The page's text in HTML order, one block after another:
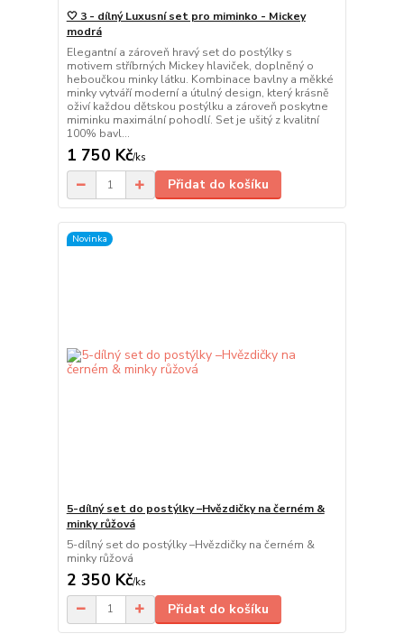
🤍 3 - dílný Luxusní set pro miminko - Mickey
modrá
Elegantní a zároveň hravý set do postýlky s
motivem stříbrných Mickey hlaviček, doplněný o
heboučkou minky látku. Kombinace bavlny a měkké
minky vytváří moderní a útulný design, který krásně
oživí každou dětskou postýlku a zároveň poskytne
miminku maximální pohodlí. Set je ušitý z kvalitní
100% bavl...
1 750 Kč/ks
Přidat do košíku
Novinka
5-dílný set do postýlky –Hvězdičky na černém &
minky růžová
5-dílný set do postýlky –Hvězdičky na černém &
minky růžová
2 350 Kč/ks
Přidat do košíku